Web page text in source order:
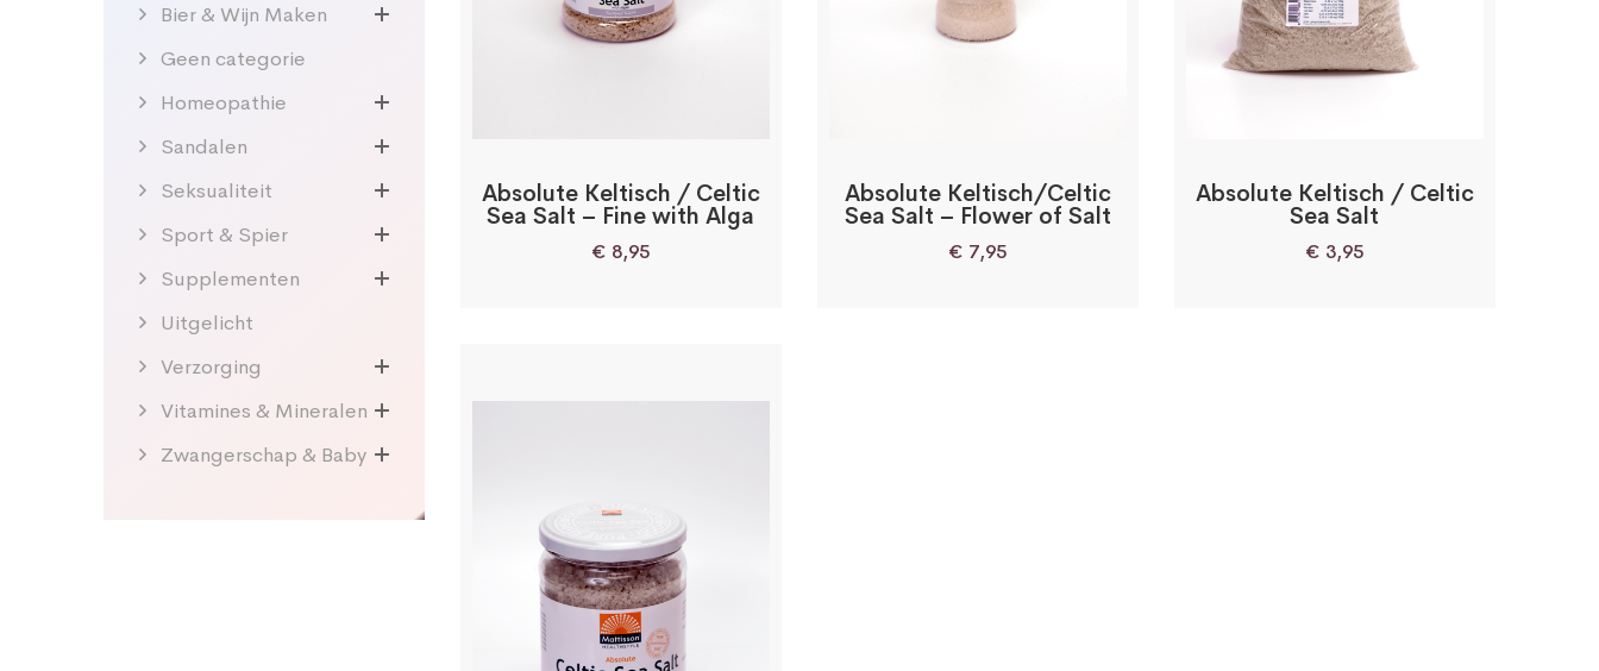
Bier & Wijn Maken
Geen categorie
Homeopathie
Sandalen
Seksualiteit
Sport & Spier
Supplementen
Uitgelicht
Verzorging
Vitamines & Mineralen
Zwangerschap & Baby
Absolute Keltisch / Celtic
Sea Salt – Fine with Alga
€ 8,95
Absolute Keltisch/Celtic
Sea Salt – Flower of Salt
€ 7,95
Absolute Keltisch / Celtic
Sea Salt
€ 3,95